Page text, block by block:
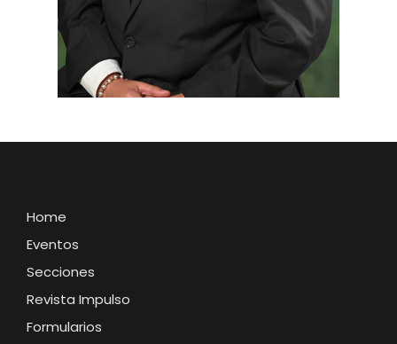
Home
Eventos
Secciones
Revista Impulso
Formularios